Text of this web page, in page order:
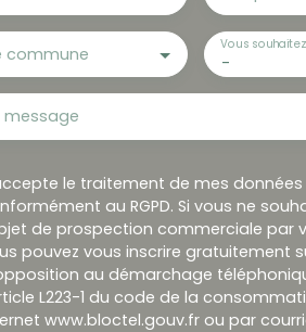
commune -
Vous souhaitez
message
le traitement de mes données
au RGPD. Si vous ne
de prospection commerciale par
pouvez vous inscrire gratuitement
au démarchage
L223-1 du code de la
www.bloctel.gouv.fr ou par